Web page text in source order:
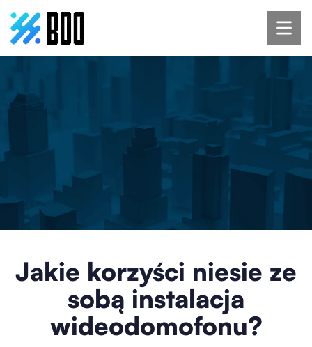
Jakie korzyści niesie ze
sobą instalacja
wideodomofonu?